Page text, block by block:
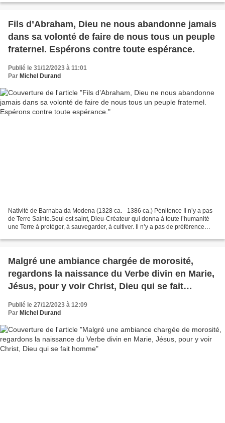
Fils d’Abraham, Dieu ne nous abandonne jamais
dans sa volonté de faire de nous tous un peuple
fraternel. Espérons contre toute espérance.
Publié le 31/12/2023 à 11:01
Par Michel Durand
Nativité de Barnaba da Modena (1328 ca. - 1386 ca.) Pénitence Il n’y a pas
de Terre Sainte.Seul est saint, Dieu-Créateur qui donna à toute l’humanité
une Terre à protéger, à sauvegarder, à cultiver. Il n’y a pas de préférence
Malgré une ambiance chargée de morosité,
regardons la naissance du Verbe divin en Marie,
Jésus, pour y voir Christ, Dieu qui se fait
Publié le 27/12/2023 à 12:09
Par Michel Durand